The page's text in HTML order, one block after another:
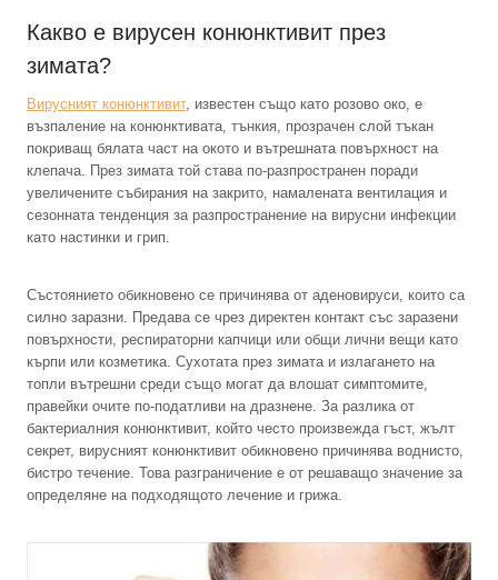
Какво е вирусен конюнктивит през
зимата?
Вирусният конюнктивит, известен също като розово око, е
възпаление на конюнктивата, тънкия, прозрачен слой тъкан
покриващ бялата част на окото и вътрешната повърхност на
клепача. През зимата той става по-разпространен поради
увеличените събирания на закрито, намалената вентилация и
сезонната тенденция за разпространение на вирусни инфекции
като настинки и грип.
Състоянието обикновено се причинява от аденовируси, които са
силно заразни. Предава се чрез директен контакт със заразени
повърхности, респираторни капчици или общи лични вещи като
кърпи или козметика. Сухотата през зимата и излагането на
топли вътрешни среди също могат да влошат симптомите,
правейки очите по-податливи на дразнене. За разлика от
бактериалния конюнктивит, който често произвежда гъст, жълт
секрет, вирусният конюнктивит обикновено причинява воднисто,
бистро течение. Това разграничение е от решаващо значение за
определяне на подходящото лечение и грижа.